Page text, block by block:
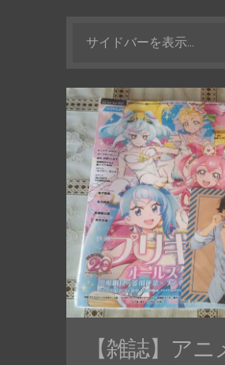
サイドバーを表示...
【雑誌】アニ